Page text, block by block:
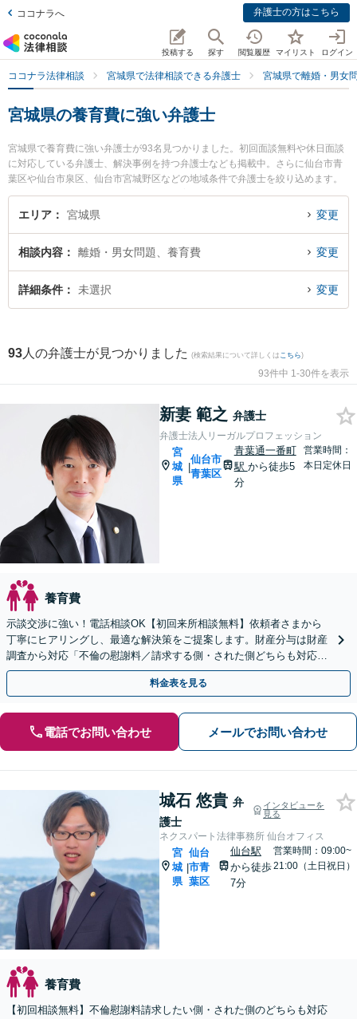
ココナラへ 弁護士の方はこちら
投稿する 探す 閲覧履歴 マイリスト ログイン
ココナラ法律相談 宮城県で法律相談できる弁護士 宮城県で離婚・男女
宮城県の養育費に強い弁護士
宮城県で養育費に強い弁護士が93名見つかりました。初回面談無料や休日面談
に対応している弁護士、解決事例を持つ弁護士なども掲載中。さらに仙台市青
葉区や仙台市泉区、仙台市宮城野区などの地域条件で弁護士を絞り込めます。
離婚・男女問題に関係する財産分与や養育費、親権等の細かな分野での絞り込
み検索もでき便利です。特に弁護士法人リーガルプロフェッションの新妻 範之
されています。『宮城県で土日や夜間に発生した養育費のトラブルを今すぐに
弁護士に相談したい』『養育費のトラブル解決の実績豊富な近くの弁護士を検
索したい』『初回相談無料で養育費を法律相談できる宮城県内の弁護士に相談
エリア 宮城県 変更
相談内容 離婚・男女問題、養育費 変更
詳細条件 未選択 変更
93 人の弁護士が見つかりました (検索結果について詳しくは こちら)
93件中 1-30件を表示
新妻 範之 弁護士
弁護士法人リーガルプロフェッション
宮
城
県
|
仙台市
青葉区
青葉通一番町
駅 から徒歩5
分
営業時間：
本日定休日
養育費
示談交渉に強い！電話相談OK【初回来所相談無料】依頼者さまから
丁寧にヒアリングし、最適な解決策をご提案します。財産分与は財産
調査から対応「不倫の慰謝料／請求する側・された側どちらも対応
可」【休日・夜間相談可】【完全個室】【子連れ相談可】
料金表を見る
電話でお問い合わせ メールでお問い合わせ
城石 悠貴 弁
護士
インタビューを
見る
ネクスパート法律事務所 仙台オフィス
宮
城
県
|
仙台
市青
葉区
仙台駅
から徒歩
7分
営業時間：09:00~
21:00（土日祝日）
養育費
【初回相談無料】不倫慰謝料請求したい側・された側のどちらも対応